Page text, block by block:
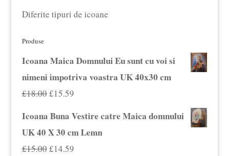
Diferite tipuri de icoane
Produse
Icoana Maica Domnului Eu sunt cu voi si
nimeni impotriva voastra UK 40x30 cm
£18.00Prețul
£15.59Prețul
Icoana Buna Vestire catre Maica domnului
UK 40 X 30 cm Lemn
£15.00Prețul
£14.59Prețul